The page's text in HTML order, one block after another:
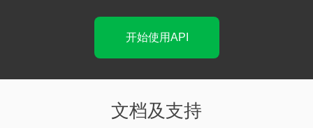
开始使用API
文档及支持